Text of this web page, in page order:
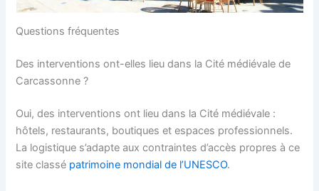
Questions fréquentes
Des interventions ont-elles lieu dans la Cité médiévale de
Carcassonne ?
Oui, des interventions ont lieu dans la Cité médiévale :
hôtels, restaurants, boutiques et espaces professionnels.
La logistique s’adapte aux contraintes d’accès propres à ce
site classé patrimoine mondial de l’UNESCO.